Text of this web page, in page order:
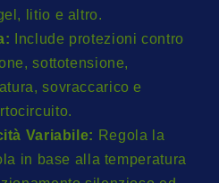
litio e altro.
Include protezioni contro
sottotensione,
sovraccarico e
Variabile: Regola la
in base alla temperatura